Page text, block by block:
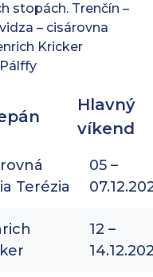
stopách. Trenčín –
– cisárovna
Kricker
Hlavný
víkend
Terézia
05 –
12 –